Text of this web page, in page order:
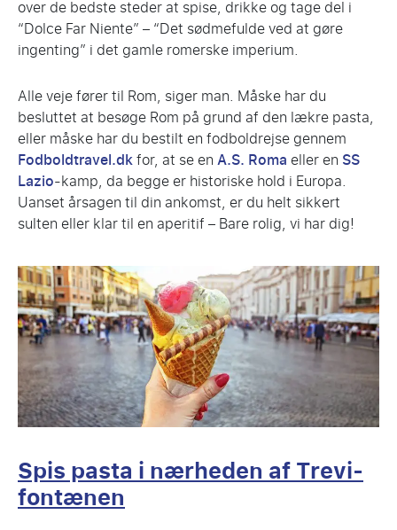
over de bedste steder at spise, drikke og tage del i
“Dolce Far Niente” – “Det sødmefulde ved at gøre
ingenting” i det gamle romerske imperium.
Alle veje fører til Rom, siger man. Måske har du
besluttet at besøge Rom på grund af den lækre pasta,
eller måske har du bestilt en fodboldrejse gennem
Fodboldtravel.dkfor, at se enA.S. Roma eller en SS
Lazio-kamp, da begge er historiske hold i Europa.
Uanset årsagen til din ankomst, er du helt sikkert
sulten eller klar til en aperitif – Bare rolig, vi har dig!
Spis pasta i nærheden af Trevi-
fontænen